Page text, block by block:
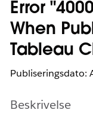
Error
When
Tableau
Publiseringsdato:
Beskrivelse